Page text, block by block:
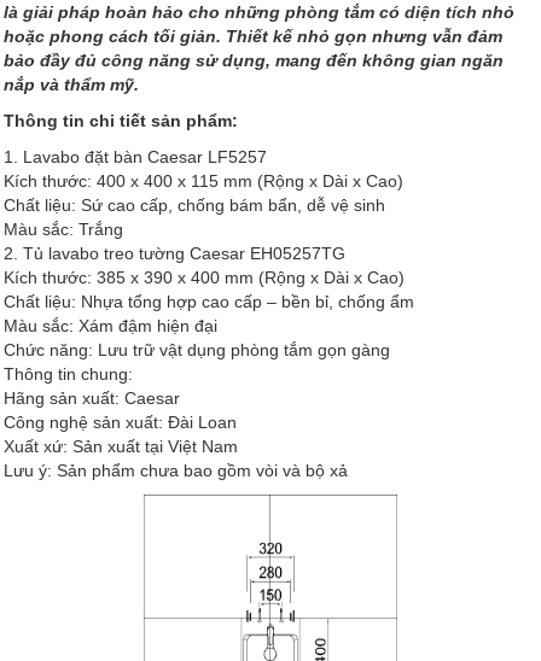
là giải pháp hoàn hảo cho những phòng tắm có diện tích nhỏ
hoặc phong cách tối giản. Thiết kế nhỏ gọn nhưng vẫn đảm
bảo đầy đủ công năng sử dụng, mang đến không gian ngăn
nắp và thẩm mỹ.
Thông tin chi tiết sản phẩm:
1. Lavabo đặt bàn Caesar LF5257
Kích thước: 400 x 400 x 115 mm (Rộng x Dài x Cao)
Chất liệu: Sứ cao cấp, chống bám bẩn, dễ vệ sinh
Màu sắc: Trắng
2. Tủ lavabo treo tường Caesar EH05257TG
Kích thước: 385 x 390 x 400 mm (Rộng x Dài x Cao)
Chất liệu: Nhựa tổng hợp cao cấp – bền bỉ, chống ẩm
Màu sắc: Xám đậm hiện đại
Chức năng: Lưu trữ vật dụng phòng tắm gọn gàng
Thông tin chung:
Hãng sản xuất: Caesar
Công nghệ sản xuất: Đài Loan
Xuất xứ: Sản xuất tại Việt Nam
Lưu ý: Sản phẩm chưa bao gồm vòi và bộ xả